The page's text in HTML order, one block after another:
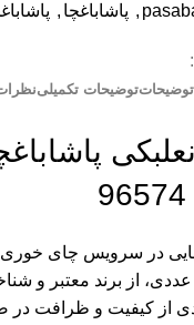
, پاشاباغچا ,
توضیحاتتوضیحات تکمیلینظرات
در سرویس چای
از برند معتبر و
از کیفیت و ظرافت